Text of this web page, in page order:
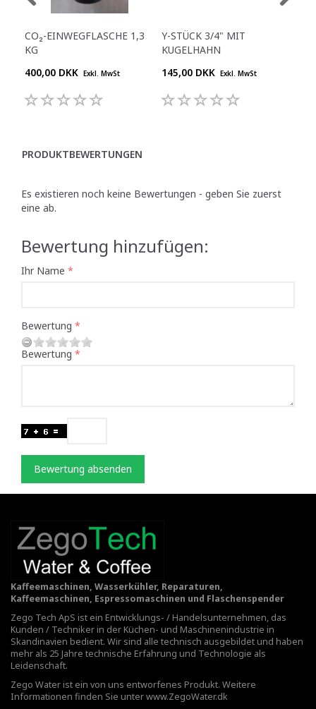
CO₂-EINWEGFLASCHE 1,3
KG
400,00 DKK Exkl. MwSt
Y-STÜCK 3/4" MIT
KUGELHAHN
145,00 DKK Exkl. MwSt
PRODUKTBEWERTUNGEN
Es existieren noch keine Bewertungen - geben Sie zuerst
eine ab.
Bewertung hinzufügen:
Ihr Name
Bewertung
Bewertung
Bewertung absenden
Kaffeemaschinen, Wasserkühler, Reparaturen,
Kaffeemaschinen, Espressomaschinen und Flaschenspender
Zego Tech ApS ist ein Entwicklungs- / Handelsunternehmen, das
Kunden / Techniker in der Küchen- und Maschinenindustrie in
Skandinavien bedient. Wir sind alle technisch ausgebildet und haben
mehr als 25 Jahre technische Erfahrung und Technologie als
Leidenschaft.
Zego Water ist ein von uns entworfenes Produkt. Weitere
Informationen finden Sie unterwww.ZegoWater.dk